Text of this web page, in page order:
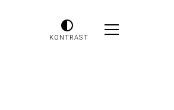
KONTRAST